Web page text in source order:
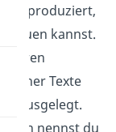
produziert,
kannst.
Texte
ausgelegt.
nennst du